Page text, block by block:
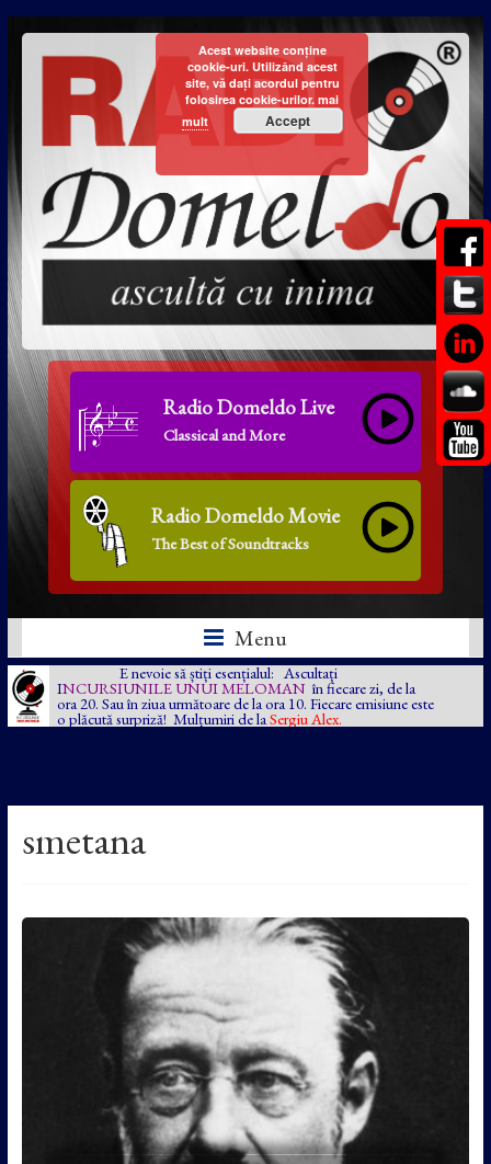
Radio Domeldo Live
Classical and More
Radio Domeldo Movie
The Best of Soundtracks
Menu
E nevoie să știți esențialul: Ascultați
INCURSIUNILE UNUI MELOMAN în fiecare zi, de la
ora 20. Sau în ziua următoare de la ora 10. Fiecare emisiune este
o plăcută surpriză! Mulțumiri de la Sergiu Alex.
smetana
Acest website conține
cookie-uri. Utilizând acest
site, vă dați acordul pentru
folosirea cookie-urilor. mai
mult
Accept